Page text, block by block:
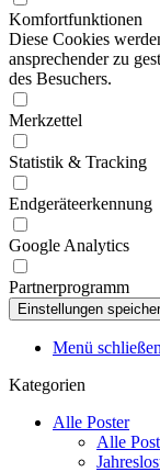
Komfortfunktionen
Diese Cookies
ansprechender zu
des Besuchers.
Merkzettel
Statistik & Tracking
Endgeräteerkennung
Google Analytics
Partnerprogramm
Menü schließen
Kategorien
Alle Poster
Alle